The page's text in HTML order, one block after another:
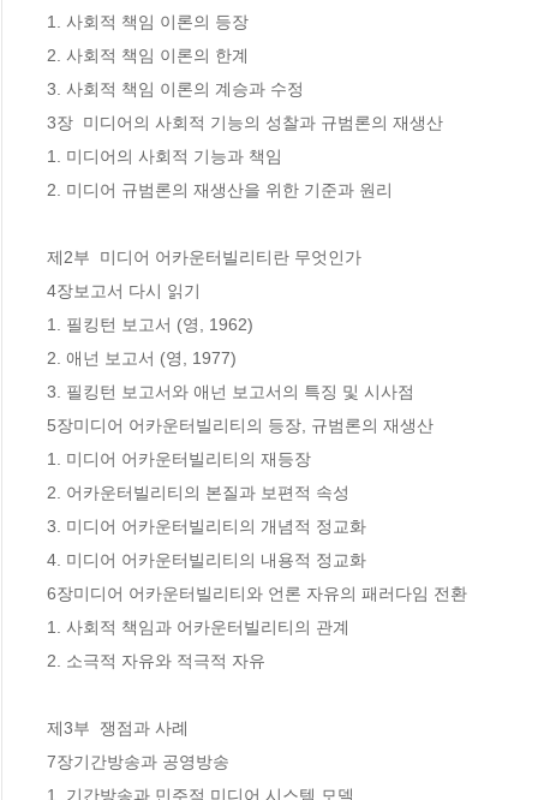
1. 사회적 책임 이론의 등장
2. 사회적 책임 이론의 한계
3. 사회적 책임 이론의 계승과 수정
3장  미디어의 사회적 기능의 성찰과 규범론의 재생산
1. 미디어의 사회적 기능과 책임
2. 미디어 규범론의 재생산을 위한 기준과 원리
제2부  미디어 어카운터빌리티란 무엇인가
4장보고서 다시 읽기
1. 필킹턴 보고서 (영, 1962)
2. 애넌 보고서 (영, 1977)
3. 필킹턴 보고서와 애넌 보고서의 특징 및 시사점
5장미디어 어카운터빌리티의 등장, 규범론의 재생산
1. 미디어 어카운터빌리티의 재등장
2. 어카운터빌리티의 본질과 보편적 속성
3. 미디어 어카운터빌리티의 개념적 정교화
4. 미디어 어카운터빌리티의 내용적 정교화
6장미디어 어카운터빌리티와 언론 자유의 패러다임 전환
1. 사회적 책임과 어카운터빌리티의 관계
2. 소극적 자유와 적극적 자유
제3부  쟁점과 사례
7장기간방송과 공영방송
1. 기간방송과 민주적 미디어 시스템 모델